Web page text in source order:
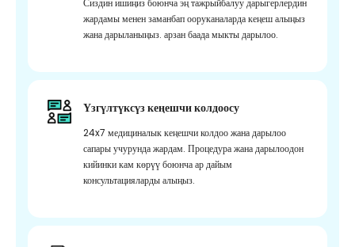
Сиздин ишиңиз боюнча эң тажрыйбалуу дарыгерлердин
жардамы менен заманбап ооруканаларда кеңеш алыңыз
жана дарыланыңыз. арзан баада мыкты дарылоо.
Үзгүлтүксүз кеңешчи колдоосу
24x7 медициналык кеңешчи колдоо жана дарылоо
сапары учурунда жардам. Процедура жана дарылоодон
кийинки кам көрүү боюнча ар дайым
консультацияларды алыңыз.